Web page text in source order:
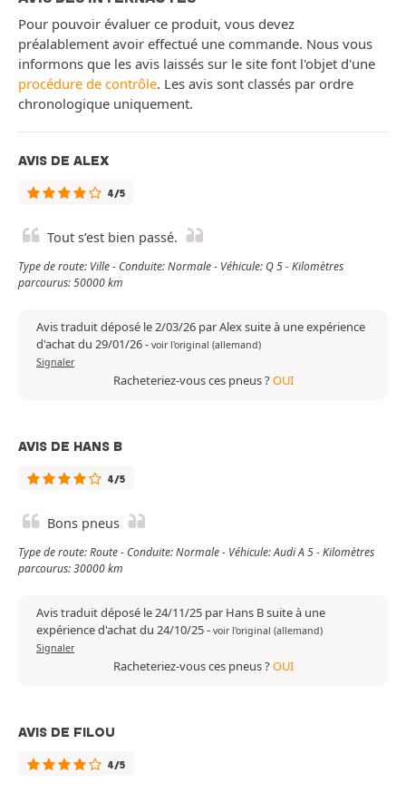
Pour pouvoir évaluer ce produit, vous devez
préalablement avoir effectué une commande. Nous vous
informons que les avis laissés sur le site font l'objet d'une
procédure de contrôle. Les avis sont classés par ordre
chronologique uniquement.
AVIS DE ALEX
4/5
Tout s’est bien passé.
Type de route: Ville - Conduite: Normale - Véhicule: Q 5 - Kilomètres
parcourus: 50000 km
Avis traduit déposé le 2/03/26 par Alex suite à une expérience
d'achat du 29/01/26- voir l'original (allemand)
Signaler
Racheteriez-vous ces pneus ?OUI
AVIS DE HANS B
4/5
Bons pneus
Type de route: Route - Conduite: Normale - Véhicule: Audi A 5 - Kilomètres
parcourus: 30000 km
Avis traduit déposé le 24/11/25 par Hans B suite à une
expérience d'achat du 24/10/25- voir l'original (allemand)
Signaler
Racheteriez-vous ces pneus ?OUI
AVIS DE FILOU
4/5